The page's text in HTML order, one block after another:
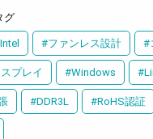
グ
#ファンレス設計 #
プレイ #Windows
#DDR3L #RoHS認証